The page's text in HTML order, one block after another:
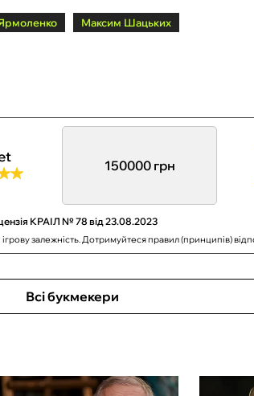
Максим Шацьких
150000 грн
КРАІЛ № 78 від 23.08.2023
залежність. Дотримуйтеся правил (принципів)
Всі букмекери